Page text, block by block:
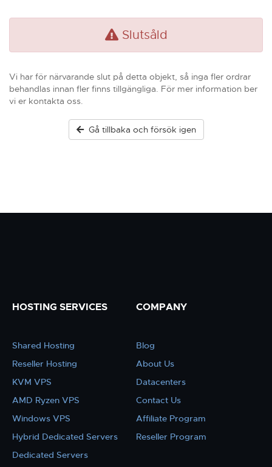
Slutsåld
Vi har för närvarande slut på detta objekt, så inga fler ordrar
behandlas innan fler finns tillgängliga. För mer information ber
vi er kontakta oss.
Gå tillbaka och försök igen
HOSTING SERVICES
Shared Hosting
Reseller Hosting
KVM VPS
AMD Ryzen VPS
Windows VPS
Hybrid Dedicated Servers
Dedicated Servers
COMPANY
Blog
About Us
Datacenters
Contact Us
Affiliate Program
Reseller Program